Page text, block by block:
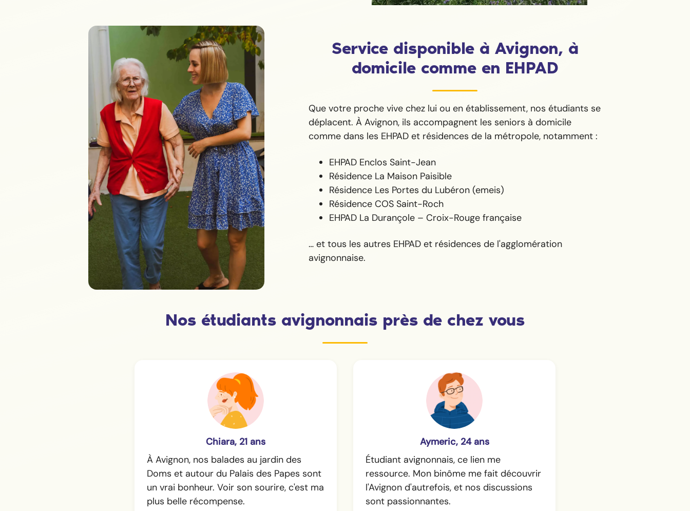
Service disponible à Avignon, à
domicile comme en EHPAD
Que votre proche vive chez lui ou en établissement, nos étudiants se
déplacent. À Avignon, ils accompagnent les seniors à domicile
comme dans les EHPAD et résidences de la métropole, notamment :
EHPAD Enclos Saint-Jean
Résidence La Maison Paisible
Résidence Les Portes du Lubéron (emeis)
Résidence COS Saint-Roch
EHPAD La Durançole – Croix-Rouge française
… et tous les autres EHPAD et résidences de l'agglomération
avignonnaise.
Nos étudiants avignonnais près de chez vous
Chiara, 21 ans
À Avignon, nos balades au jardin des
Doms et autour du Palais des Papes sont
un vrai bonheur. Voir son sourire, c'est ma
plus belle récompense.
Aymeric, 24 ans
Étudiant avignonnais, ce lien me
ressource. Mon binôme me fait découvrir
l'Avignon d'autrefois, et nos discussions
sont passionnantes.